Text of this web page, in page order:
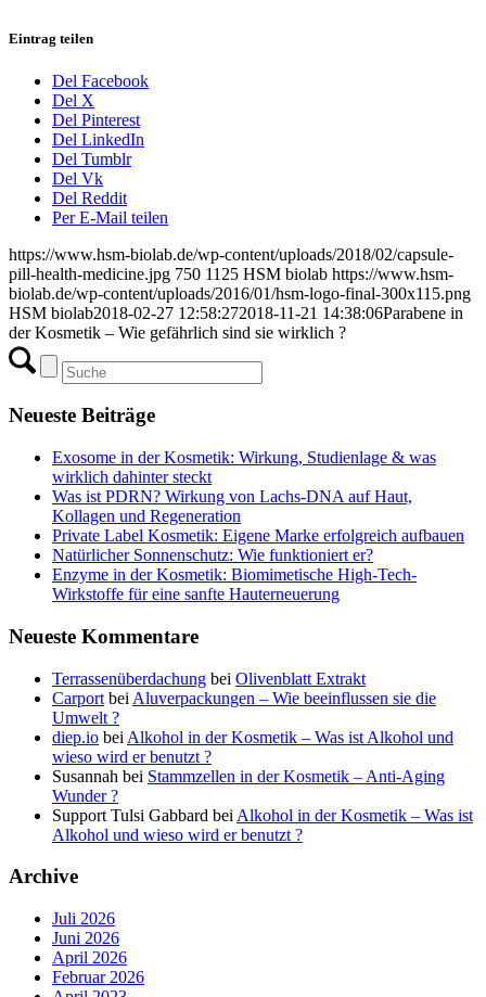
Eintrag teilen
Del Facebook
Del X
Del Pinterest
Del LinkedIn
Del Tumblr
Del Vk
Del Reddit
Per E-Mail teilen
https://www.hsm-biolab.de/wp-content/uploads/2018/02/capsule-
pill-health-medicine.jpg 750 1125 HSM biolab https://www.hsm-
biolab.de/wp-content/uploads/2016/01/hsm-logo-final-300x115.png
HSM biolab2018-02-27 12:58:272018-11-21 14:38:06Parabene in
der Kosmetik – Wie gefährlich sind sie wirklich ?
Neueste Beiträge
Exosome in der Kosmetik: Wirkung, Studienlage & was
wirklich dahinter steckt
Was ist PDRN? Wirkung von Lachs-DNA auf Haut,
Kollagen und Regeneration
Private Label Kosmetik: Eigene Marke erfolgreich aufbauen
Natürlicher Sonnenschutz: Wie funktioniert er?
Enzyme in der Kosmetik: Biomimetische High-Tech-
Wirkstoffe für eine sanfte Hauterneuerung
Neueste Kommentare
Terrassenüberdachung bei Olivenblatt Extrakt
Carport bei Aluverpackungen – Wie beeinflussen sie die
Umwelt ?
diep.io bei Alkohol in der Kosmetik – Was ist Alkohol und
wieso wird er benutzt ?
Susannah bei Stammzellen in der Kosmetik – Anti-Aging
Wunder ?
Support Tulsi Gabbard bei Alkohol in der Kosmetik – Was ist
Alkohol und wieso wird er benutzt ?
Archive
Juli 2026
Juni 2026
April 2026
Februar 2026